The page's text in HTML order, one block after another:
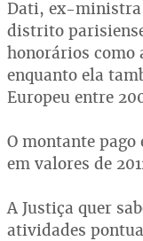
Dati, ex-ministra
distrito
honorários como
enquanto ela
Europeu entre
O montante
em valores de
A Justiça quer
atividades